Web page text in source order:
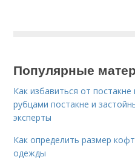
Популярные
Как избавиться от
рубцами постакне и
эксперты
Как определить размер
одежды